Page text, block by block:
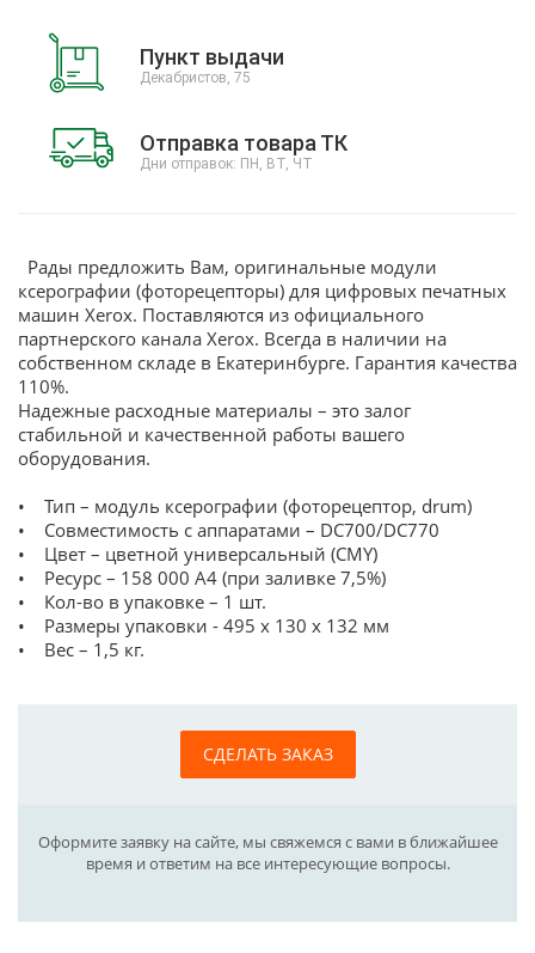
Пункт выдачи
Декабристов, 75
Отправка товара ТК
Дни отправок: ПН, ВТ, ЧТ
Рады предложить Вам, оригинальные модули
ксерографии (фоторецепторы) для цифровых печатных
машин Xerox. Поставляются из официального
партнерского канала Xerox. Всегда в наличии на
собственном складе в Екатеринбурге. Гарантия качества
110%.
Надежные расходные материалы – это залог
стабильной и качественной работы вашего
оборудования.
• Тип – модуль ксерографии (фоторецептор, drum)
• Совместимость с аппаратами – DC700/DC770
• Цвет – цветной универсальный (CMY)
• Ресурс – 158 000 А4 (при заливке 7,5%)
• Кол-во в упаковке – 1 шт.
• Размеры упаковки - 495 x 130 x 132 мм
• Вес – 1,5 кг.
СДЕЛАТЬ ЗАКАЗ
Оформите заявку на сайте, мы свяжемся с вами в ближайшее
время и ответим на все интересующие вопросы.